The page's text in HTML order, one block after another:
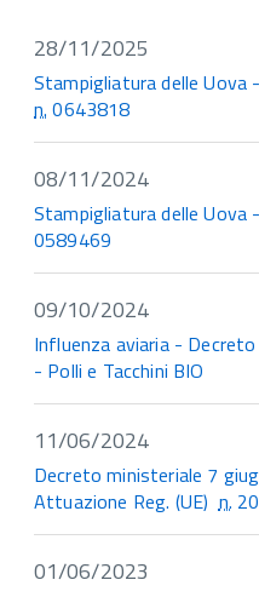
28/11/2025
Stampigliatura delle
n. 0643818
08/11/2024
Stampigliatura delle
0589469
09/10/2024
Influenza aviaria -
- Polli e Tacchini BIO
11/06/2024
Decreto ministeriale 7
Attuazione Reg. (UE)n.
01/06/2023